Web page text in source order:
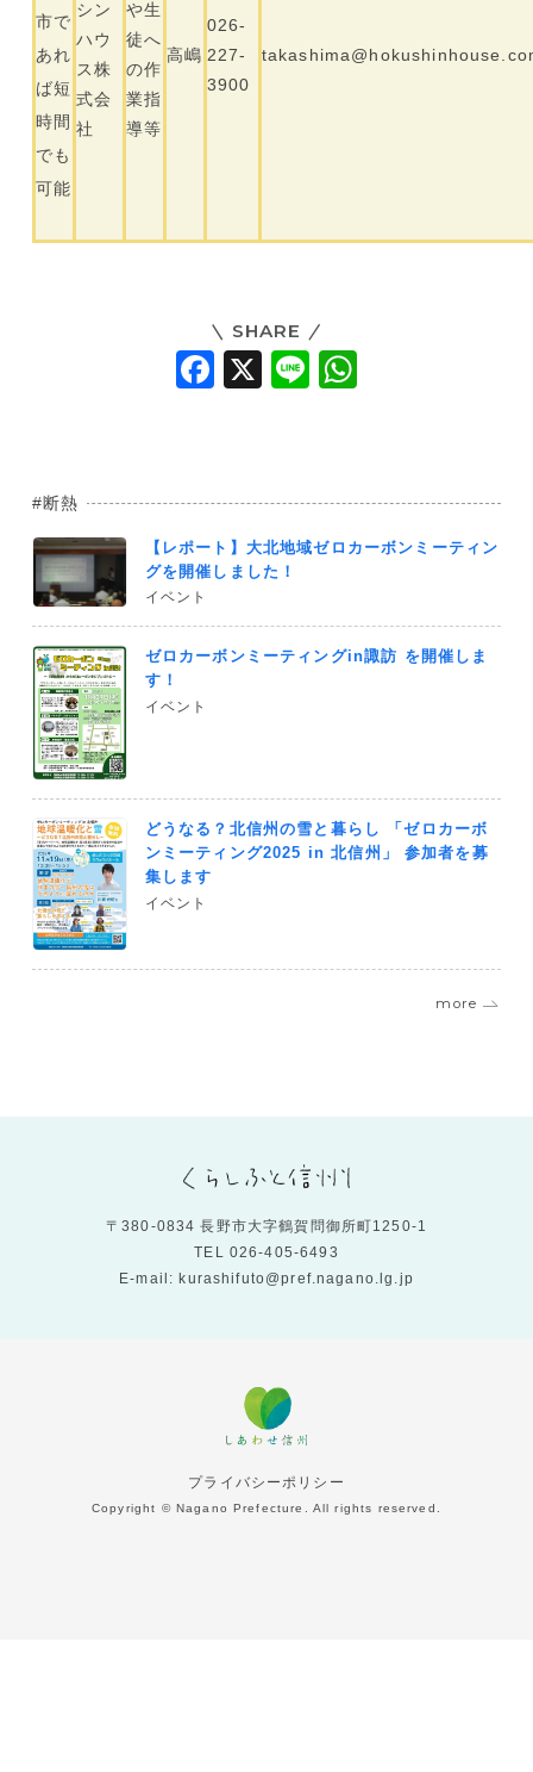
市で
あれ
ば短
時間
でも
可能
シン
ハウ
ス株
式会
社
や生
徒へ
の作
業指
導等
高嶋
026-
227-
3900
SHARE
F
o
k
X
Li
p
断熱
【レポート】大北地域ゼロカーボンミーティン
グを開催しました！
イベント
ゼロカーボンミーティングin諏訪 を開催しま
す！
イベント
どうなる？北信州の雪と暮らし 「ゼロカーボ
ンミーティング2025 in 北信州」 参加者を募
集します
イベント
more
〒380-0834 長野市大字鶴賀問御所町1250-1
TEL 026-405-6493
E-mail: kurashifuto@pref.nagano.lg.jp
プライバシーポリシー
Copyright © Nagano Prefecture. All rights reserved.